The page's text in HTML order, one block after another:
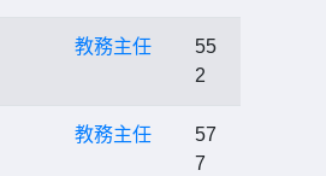
教務主任
55
2
教務主任
57
7